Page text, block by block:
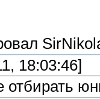
18:03:46]
отбирать